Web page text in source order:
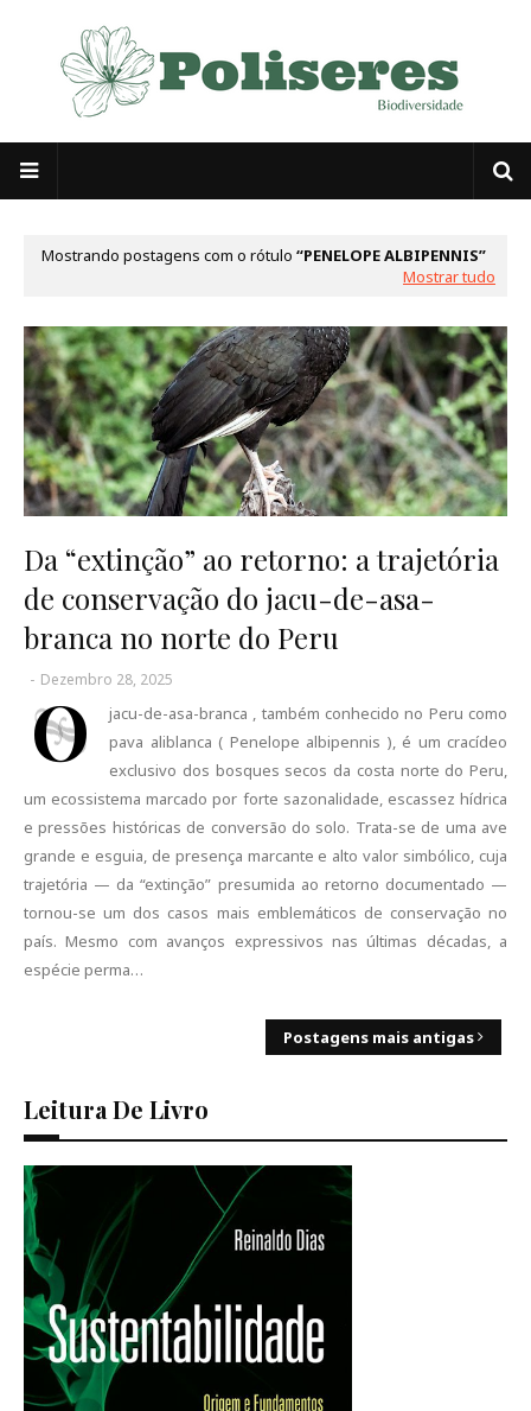
Mostrando postagens com o rótulo
PENELOPE ALBIPENNIS
Mostrar tudo
Da “extinção” ao retorno: a trajetória
de conservação do jacu-de-asa-
branca no norte do Peru
- Dezembro 28, 2025
O
jacu-de-asa-branca , também conhecido no Peru como
pava aliblanca ( Penelope albipennis ), é um cracídeo
exclusivo dos bosques secos da costa norte do Peru,
um ecossistema marcado por forte sazonalidade, escassez hídrica
e pressões históricas de conversão do solo. Trata-se de uma ave
grande e esguia, de presença marcante e alto valor simbólico, cuja
trajetória — da “extinção” presumida ao retorno documentado —
tornou-se um dos casos mais emblemáticos de conservação no
país. Mesmo com avanços expressivos nas últimas décadas, a
espécie perma…
Postagens mais antigas
Leitura De Livro